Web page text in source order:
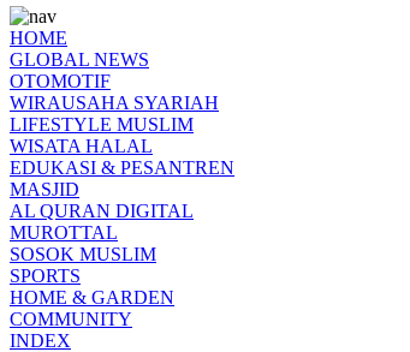
HOME
GLOBAL NEWS
OTOMOTIF
WIRAUSAHA SYARIAH
LIFESTYLE MUSLIM
WISATA HALAL
EDUKASI & PESANTREN
MASJID
AL QURAN DIGITAL
MUROTTAL
SOSOK MUSLIM
SPORTS
HOME & GARDEN
COMMUNITY
INDEX